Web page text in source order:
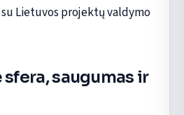
Lietuvos projektų valdymo
saugumas ir